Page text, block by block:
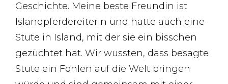
Geschichte. Meine beste Freundin ist
Islandpferdereiterin und hatte auch eine
Stute in Island, mit der sie ein bisschen
gezüchtet hat. Wir wussten, dass besagte
Stute ein Fohlen auf die Welt bringen